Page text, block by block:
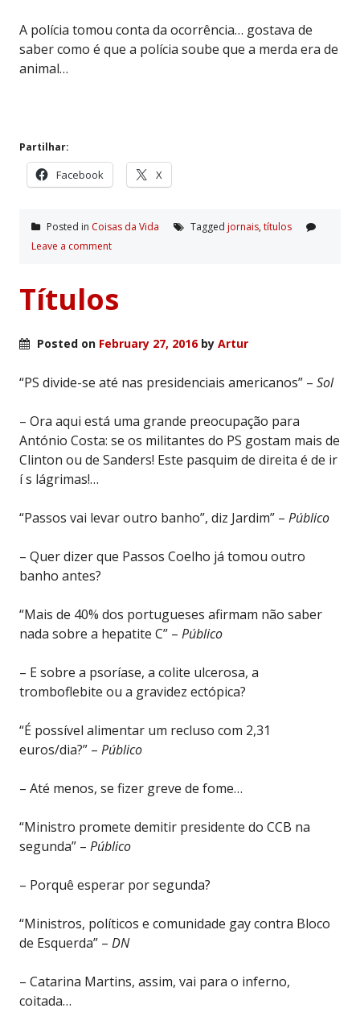
A polícia tomou conta da ocorrência… gostava de
saber como é que a polícia soube que a merda era de
animal…
Partilhar:
Facebook X
Posted in Coisas da Vida Tagged jornais, tí­tulos
Leave a comment
Títulos
Posted on February 27, 2016by Artur
“PS divide-se até nas presidenciais americanos” – Sol
– Ora aqui está uma grande preocupação para
António Costa: se os militantes do PS gostam mais de
Clinton ou de Sanders! Este pasquim de direita é de ir
í s lágrimas!…
“Passos vai levar outro banho”, diz Jardim” – Público
– Quer dizer que Passos Coelho já tomou outro
banho antes?
“Mais de 40% dos portugueses afirmam não saber
nada sobre a hepatite C” – Público
– E sobre a psoríase, a colite ulcerosa, a
tromboflebite ou a gravidez ectópica?
“É possível alimentar um recluso com 2,31
euros/dia?” – Público
– Até menos, se fizer greve de fome…
“Ministro promete demitir presidente do CCB na
segunda” – Público
– Porquê esperar por segunda?
“Ministros, políticos e comunidade gay contra Bloco
de Esquerda” – DN
– Catarina Martins, assim, vai para o inferno,
coitada…